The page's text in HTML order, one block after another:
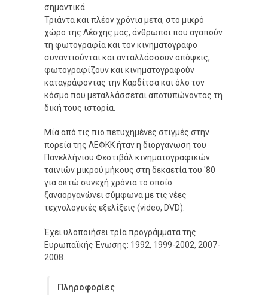
σημαντικά.
Τριάντα και πλέον χρόνια μετά, στο μικρό
χώρο της Λέσχης μας, άνθρωποι που αγαπούν
τη φωτογραφία και τον κινηματογράφο
συναντιούνται και ανταλλάσσουν απόψεις,
φωτογραφίζουν και κινηματογραφούν
καταγράφοντας την Καρδίτσα και όλο τον
κόσμο που μεταλλάσσεται αποτυπώνοντας τη
δική τους ιστορία.
Μία από τις πιο πετυχημένες στιγμές στην
πορεία της ΛΕΦΚΚ ήταν η διοργάνωση του
Πανελλήνιου Φεστιβάλ κινηματογραφικών
ταινιών μικρού μήκους στη δεκαετία του '80
για οκτώ συνεχή χρόνια το οποίο
ξαναοργανώνει σύμφωνα με τις νέες
τεχνολογικές εξελίξεις (video, DVD).
Έχει υλοποιήσει τρία προγράμματα της
Ευρωπαϊκής Ένωσης: 1992, 1999-2002, 2007-
2008.
Πληροφορίες